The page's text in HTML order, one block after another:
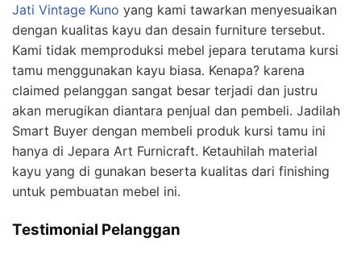
Jati Vintage Kuno yang kami tawarkan menyesuaikan
dengan kualitas kayu dan desain furniture tersebut.
Kami tidak memproduksi mebel jepara terutama kursi
tamu menggunakan kayu biasa. Kenapa? karena
claimed pelanggan sangat besar terjadi dan justru
akan merugikan diantara penjual dan pembeli. Jadilah
Smart Buyer dengan membeli produk kursi tamu ini
hanya di Jepara Art Furnicraft. Ketauhilah material
kayu yang di gunakan beserta kualitas dari finishing
untuk pembuatan mebel ini.
Testimonial Pelanggan